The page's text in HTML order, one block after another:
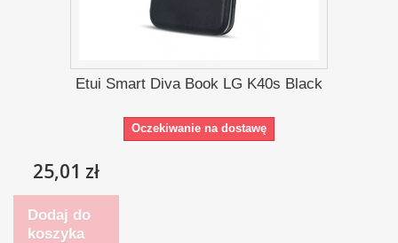
Etui Smart Diva Book LG K40s Black
Oczekiwanie na dostawę
25,01 zł
Dodaj do
koszyka